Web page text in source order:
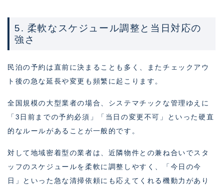
5. 柔軟なスケジュール調整と当日対応の
強さ
民泊の予約は直前に決まることも多く、またチェックアウ
ト後の急な延長や変更も頻繁に起こります。
全国規模の大型業者の場合、システマチックな管理ゆえに
「3日前までの予約必須」「当日の変更不可」といった硬直
的なルールがあることが一般的です。
対して地域密着型の業者は、近隣物件との兼ね合いでスタ
ッフのスケジュールを柔軟に調整しやすく、「今日の今
日」といった急な清掃依頼にも応えてくれる機動力があり